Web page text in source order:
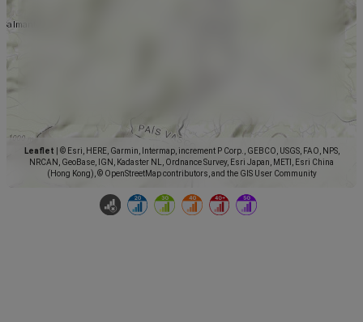
Leaflet
© Esri, HERE, Garmin, Intermap, increment P Corp., GEBCO, USGS, FAO, NPS,
NRCAN, GeoBase, IGN, Kadaster NL, Ordnance Survey, Esri Japan, METI, Esri China
(Hong Kong), © OpenStreetMap contributors, and the GIS User Community